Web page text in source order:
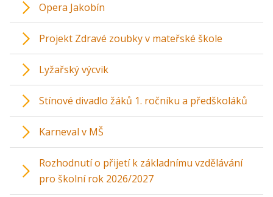
Opera Jakobín
Projekt Zdravé zoubky v mateřské škole
Lyžařský výcvik
Stínové divadlo žáků 1. ročníku a předškoláků
Karneval v MŠ
Rozhodnutí o přijetí k základnímu vzdělávání
pro školní rok 2026/2027